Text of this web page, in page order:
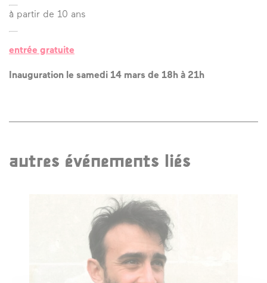
à partir de 10 ans
entrée gratuite
Inauguration le samedi 14 mars de 18h à 21h
autres événements liés